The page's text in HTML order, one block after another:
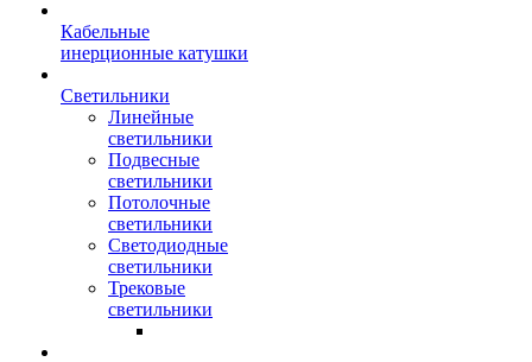
Кабельные
инерционные катушки
Светильники
Линейные
светильники
Подвесные
светильники
Потолочные
светильники
Светодиодные
светильники
Трековые
светильники